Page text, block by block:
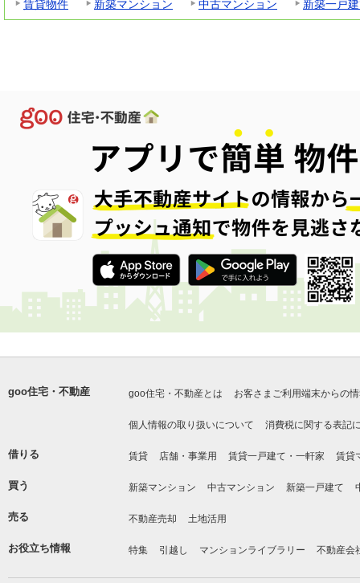
賃貸物件
新築マンション 中古マンション 新築一戸
goo住宅・不動産 goo住宅・不動産とは お客さまご利用端末からの
個人情報の取り扱いについて 消費税に関する表記
借りる 賃貸 店舗・事業用 賃貸一戸建て・一軒家 賃貸
買う 新築マンション 中古マンション 新築一戸建て
売る 不動産売却 土地活用
お役立ち情報 特集 引越し マンションライブラリー 不動産会